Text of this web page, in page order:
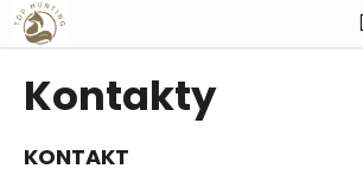
Prejsť
na
obsah
Kontakty
KONTAKT
K
o
o